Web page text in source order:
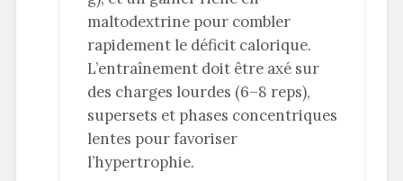
maltodextrine pour combler
rapidement le déficit calorique.
L’entraînement doit être axé sur
des charges lourdes (6–8 reps),
supersets et phases concentriques
lentes pour favoriser
l’hypertrophie.